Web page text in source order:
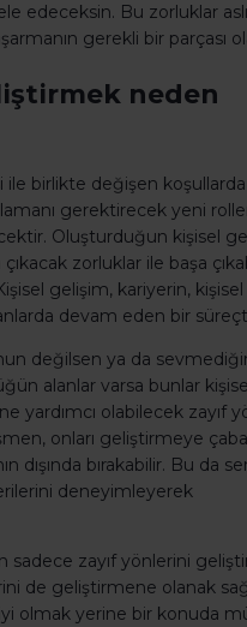
edeceksin. Bu zorluklar
gerekli bir parçası
neden
ile birlikte değişen
gerektirecek yeni
Oluşturduğun kişisel
çıkacak zorluklar ile başa
gelişim, kariyerin, kişisel
devam eden bir
değilsen ya da
alanlar varsa bunlar
yardımcı olabilecek zayıf
onları geliştirmeye
dışında bırakabilir. Bu da
deneyimleyerek
sadece zayıf yönlerini
de geliştirmene olanak
olmak yerine bir konuda